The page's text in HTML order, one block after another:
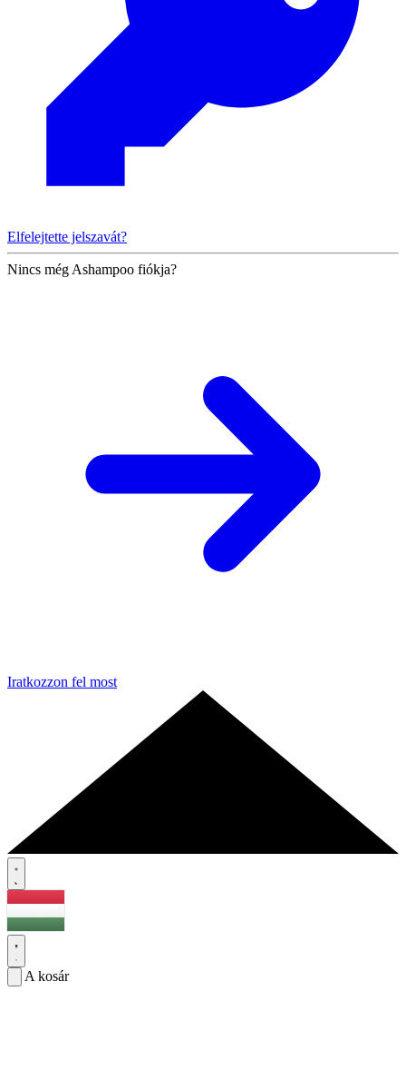
Elfelejtette jelszavát?
Nincs még Ashampoo fiókja?
Iratkozzon fel most
A kosár